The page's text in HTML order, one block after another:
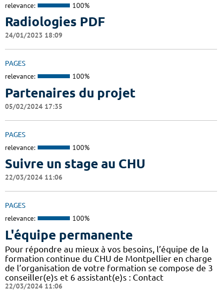
relevance: 100%
Radiologies PDF
24/01/2023 18:09
PAGES
relevance: 100%
Partenaires du projet
05/02/2024 17:35
PAGES
relevance: 100%
Suivre un stage au CHU
22/03/2024 11:06
PAGES
relevance: 100%
L'équipe permanente
Pour répondre au mieux à vos besoins, l’équipe de la
formation continue du CHU de Montpellier en charge
de l’organisation de votre formation se compose de 3
conseiller(e)s et 6 assistant(e)s : Contact
22/03/2024 11:06